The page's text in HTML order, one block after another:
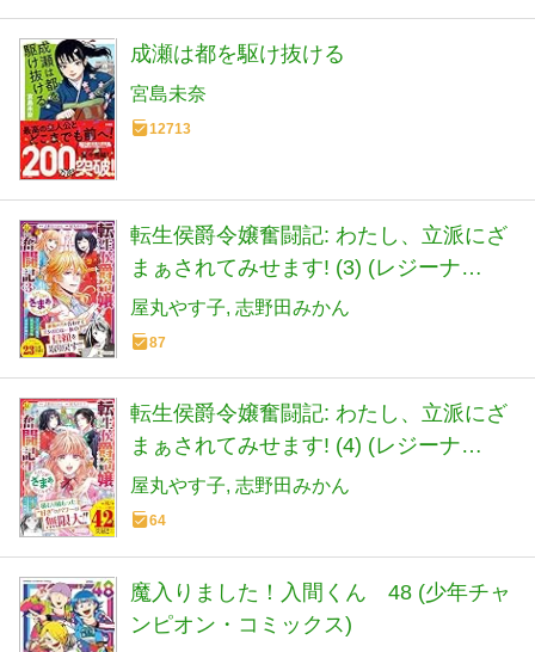
成瀬は都を駆け抜ける
宮島未奈
12713
転生侯爵令嬢奮闘記: わたし、立派にざ
まぁされてみせます! (3) (レジーナ
COMICS)
屋丸やす子 志野田みかん
87
転生侯爵令嬢奮闘記: わたし、立派にざ
まぁされてみせます! (4) (レジーナ
COMICS)
屋丸やす子 志野田みかん
64
魔入りました！入間くん 48 (少年チャ
ンピオン・コミックス)